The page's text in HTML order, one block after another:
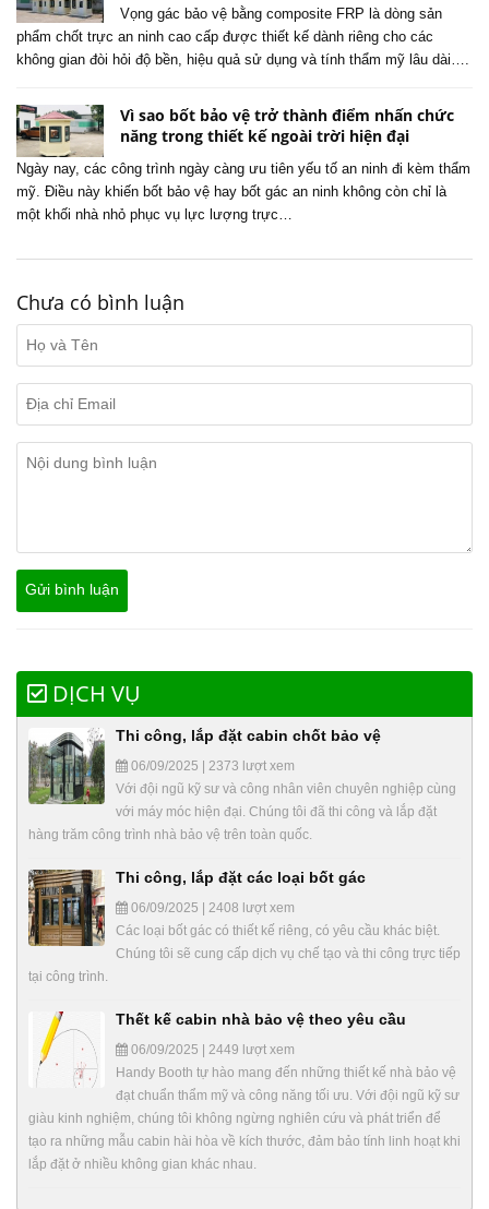
Vọng gác bảo vệ bằng composite FRP là dòng sản
phẩm chốt trực an ninh cao cấp được thiết kế dành riêng cho các
không gian đòi hỏi độ bền, hiệu quả sử dụng và tính thẩm mỹ lâu dài….
Vì sao bốt bảo vệ trở thành điểm nhấn chức
năng trong thiết kế ngoài trời hiện đại
Ngày nay, các công trình ngày càng ưu tiên yếu tố an ninh đi kèm thẩm
mỹ. Điều này khiến bốt bảo vệ hay bốt gác an ninh không còn chỉ là
một khối nhà nhỏ phục vụ lực lượng trực…
Chưa có bình luận
DỊCH VỤ
Thi công, lắp đặt cabin chốt bảo vệ
06/09/2025 | 2373 lượt xem
Với đội ngũ kỹ sư và công nhân viên chuyên nghiệp cùng
với máy móc hiện đại. Chúng tôi đã thi công và lắp đặt
hàng trăm công trình nhà bảo vệ trên toàn quốc.
Thi công, lắp đặt các loại bốt gác
06/09/2025 | 2408 lượt xem
Các loại bốt gác có thiết kế riêng, có yêu cầu khác biệt.
Chúng tôi sẽ cung cấp dịch vụ chế tạo và thi công trực tiếp
tại công trình.
Thết kế cabin nhà bảo vệ theo yêu cầu
06/09/2025 | 2449 lượt xem
Handy Booth tự hào mang đến những thiết kế nhà bảo vệ
đạt chuẩn thẩm mỹ và công năng tối ưu. Với đội ngũ kỹ sư
giàu kinh nghiệm, chúng tôi không ngừng nghiên cứu và phát triển để
tạo ra những mẫu cabin hài hòa về kích thước, đảm bảo tính linh hoạt khi
lắp đặt ở nhiều không gian khác nhau.